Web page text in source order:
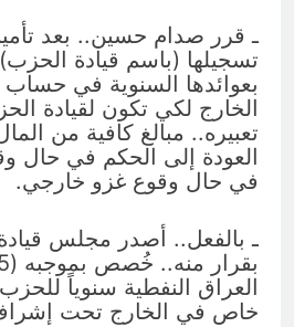
ـ قرر صدام حسين.. بعد
تسجيلها (باسم قيادة
بعوائدها السنوية في
الخارج لكي تكون لقيادة
تعبيره.. مبالغ كافية من
العودة إلى الحكم في حال
في حال وقوع غزو خارجي.
ـ بالفعل.. أصدر مجلس قيادة
العراق النفطية سنوياً
خاص في الخارج تحت